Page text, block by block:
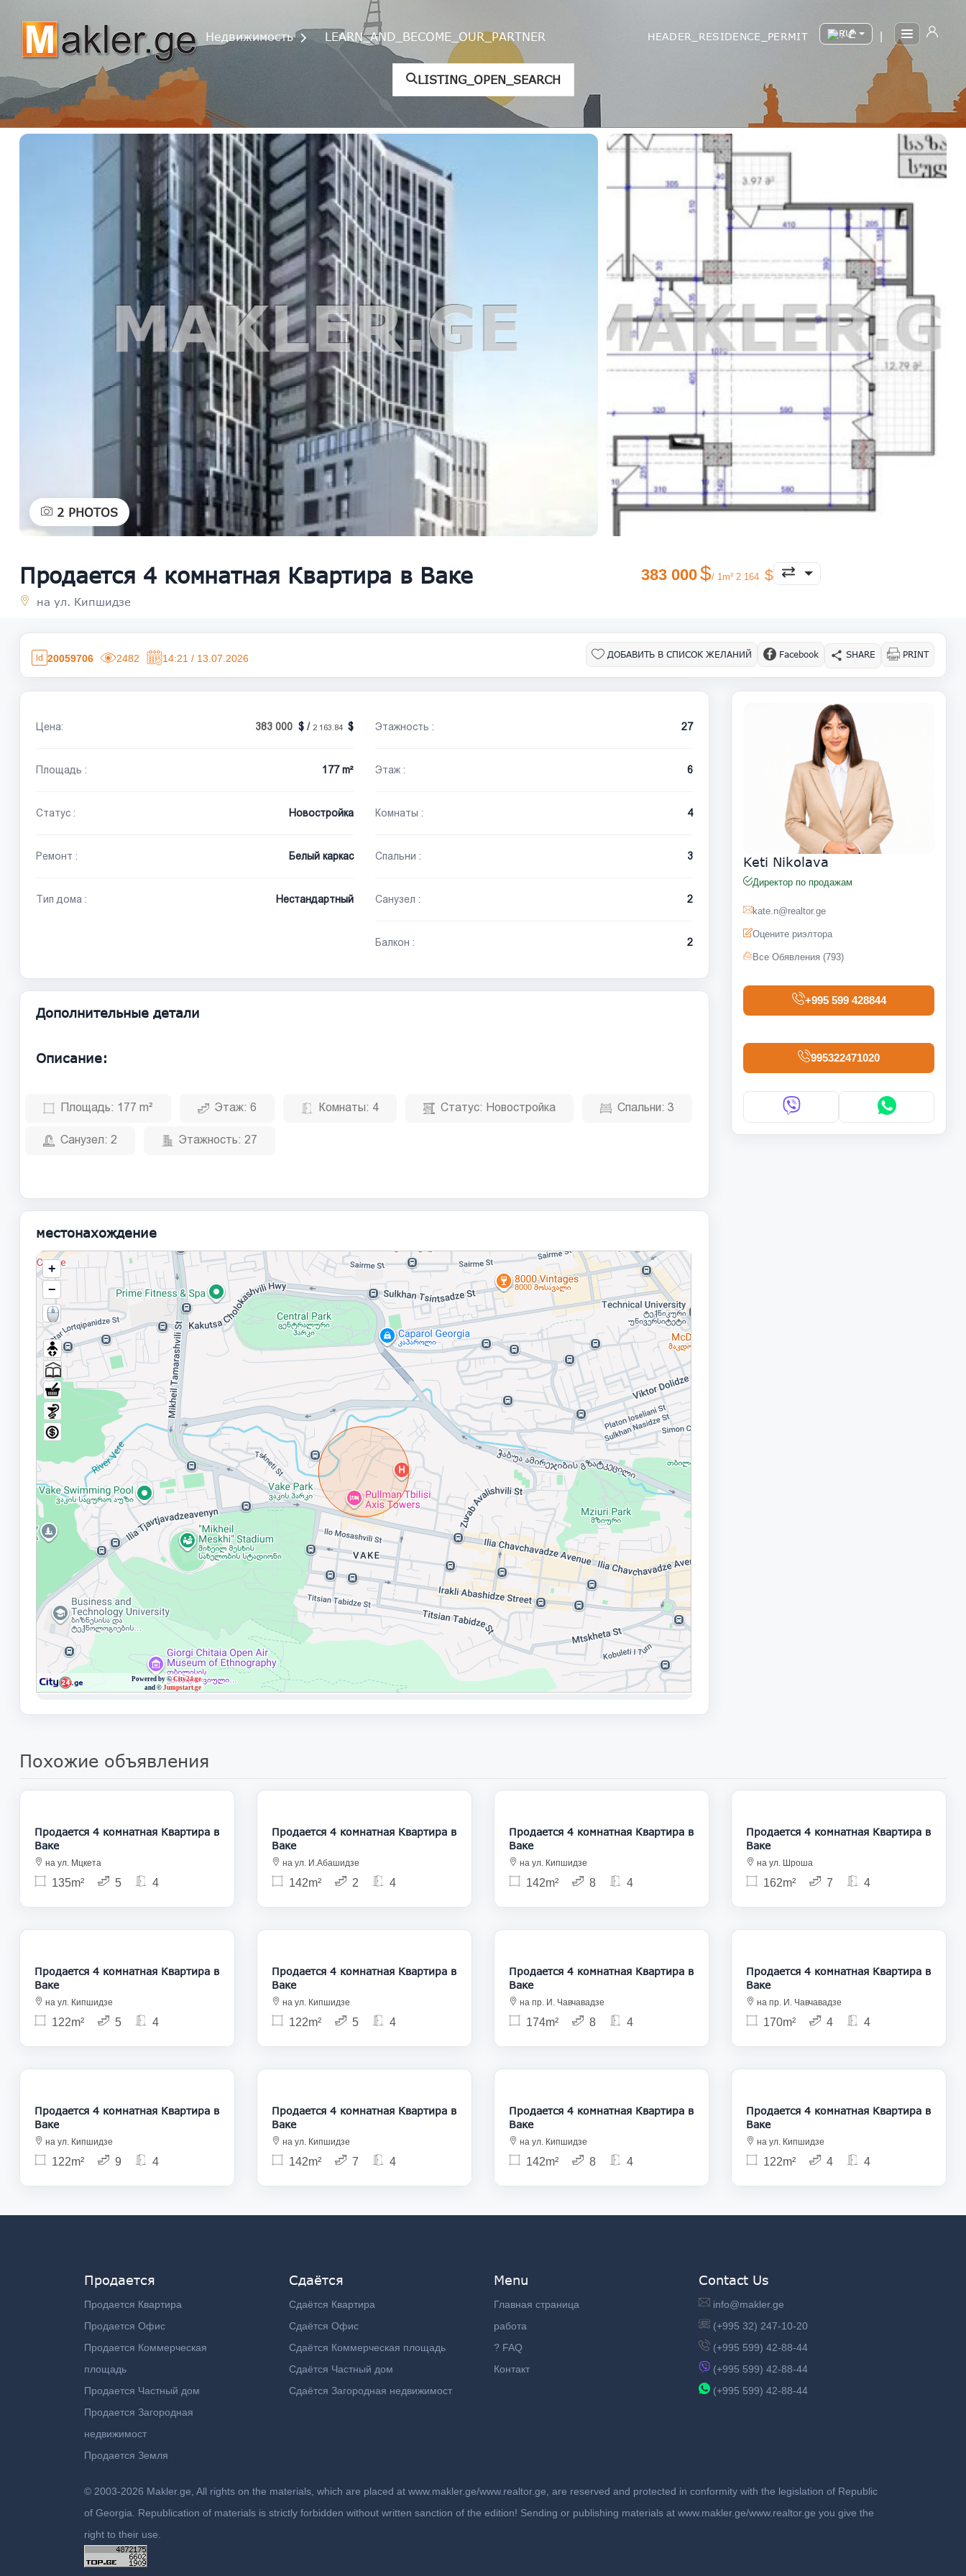
Недвижимость LEARN_AND_BECOME_OUR_PARTNER HEADER_RESIDENCE_PERMIT /
LISTING_OPEN_SEARCH
2 PHOTOS
Продается 4 комнатная Квартира в Ваке
на ул. Кипшидзе
383 000 / 1m² 2 164
20059706 2482 14:21 / 13.07.2026 ДОБАВИТЬ В СПИСОК ЖЕЛАНИЙ Facebook SHARE PRINT
Цена: 383 000 / 2 163.84
Площадь : 177 m²
Статус : Новостройка
Ремонт : Белый каркас
Тип дома : Нестандартный
Этажность : 27
Этаж : 6
Комнаты : 4
Спальни : 3
Санузел : 2
Балкон : 2
Дополнительные детали
Описание:
Площадь: 177 m² Этаж: 6 Комнаты: 4 Статус: Новостройка Спальни: 3
Санузел: 2 Этажность: 27
местонахождение
Keti Nikolava
Директор по продажам
kate.n@realtor.ge
Оцените риэлтора
Все Обявления (793)
+995 599 428844
995322471020
Похожие объявления
365 000
Продается 4 комнатная Квартира в
Ваке
на ул. Мцкета
135m² 5 4
440 000
Продается 4 комнатная Квартира в
Ваке
на ул. И.Абашидзе
142m² 2 4
383 400
Продается 4 комнатная Квартира в
Ваке
на ул. Кипшидзе
142m² 8 4
430 000
Продается 4 комнатная Квартира в
Ваке
на ул. Шроша
162m² 7 4
377 000
Продается 4 комнатная Квартира в
Ваке
на ул. Кипшидзе
122m² 5 4
360 000
Продается 4 комнатная Квартира в
Ваке
на ул. Кипшидзе
122m² 5 4
390 000
Продается 4 комнатная Квартира в
Ваке
на пр. И. Чавчавадзе
174m² 8 4
365 000
Продается 4 комнатная Квартира в
Ваке
на пр. И. Чавчавадзе
170m² 4 4
370 000
Продается 4 комнатная Квартира в
Ваке
на ул. Кипшидзе
122m² 9 4
370 000
Продается 4 комнатная Квартира в
Ваке
на ул. Кипшидзе
142m² 7 4
411 800
Продается 4 комнатная Квартира в
Ваке
на ул. Кипшидзе
142m² 8 4
390 000
Продается 4 комнатная Квартира в
Ваке
на ул. Кипшидзе
122m² 4 4
Продается
Продается Квартира
Продается Офис
Продается Коммерческая
площадь
Продается Частный дом
Продается Загородная
недвижимост
Продается Земля
Сдаётся
Сдаётся Квартира
Сдаётся Офис
Сдаётся Коммерческая площадь
Сдаётся Частный дом
Сдаётся Загородная недвижимост
Menu
Главная страница
работа
? FAQ
Контакт
Contact Us
info@makler.ge
(+995 32) 247-10-20
(+995 599) 42-88-44
(+995 599) 42-88-44
(+995 599) 42-88-44
© 2003-2026 Makler.ge, All rights on the materials, which are placed at www.makler.ge/www.realtor.ge, are reserved and protected in conformity with the legislation of Republic
of Georgia. Republication of materials is strictly forbidden without written sanction of the edition! Sending or publishing materials at www.makler.ge/www.realtor.ge you give the
right to their use.